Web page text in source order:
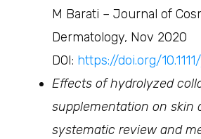
M Barati – Journal of
Dermatology, Nov 2020
DOI: https://doi.org/
Effects of hydrolyzed
supplementation on skin
systematic review and